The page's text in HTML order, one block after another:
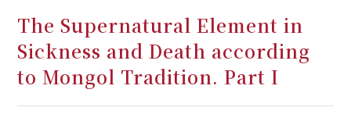
The Supernatural Element in
Sickness and Death according
to Mongol Tradition. Part I